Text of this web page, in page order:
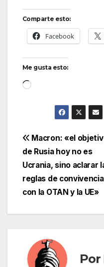
Comparte esto:
Facebook
Me gusta esto:
Cargando...
de
entradas
Macron: «el
de Rusia hoy no es
Ucrania, sino aclarar
reglas de convivencia
con la OTAN y la UE»
Por